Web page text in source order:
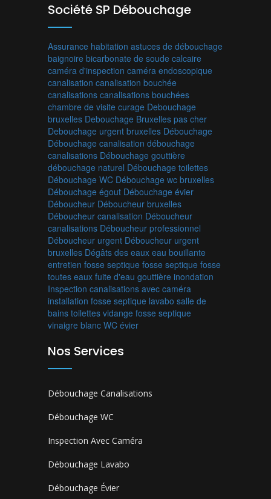
Société SP Débouchage
Assurance habitation astuces de débouchage
baignoire bicarbonate de soude calcaire
caméra d'inspection caméra endoscopique
canalisation canalisation bouchée
canalisations canalisations bouchées
chambre de visite curage Debouchage
bruxelles Debouchage Bruxelles pas cher
Debouchage urgent bruxelles Débouchage
Débouchage canalisation débouchage
canalisations Débouchage gouttière
débouchage naturel Débouchage toilettes
Débouchage WC Débouchage wc bruxelles
Débouchage égout Débouchage évier
Déboucheur Déboucheur bruxelles
Déboucheur canalisation Déboucheur
canalisations Déboucheur professionnel
Déboucheur urgent Déboucheur urgent
bruxelles Dégâts des eaux eau bouillante
entretien fosse septique fosse septique fosse
toutes eaux fuite d'eau gouttière inondation
Inspection canalisations avec caméra
installation fosse septique lavabo salle de
bains toilettes vidange fosse septique
vinaigre blanc WC évier
Nos Services
Débouchage Canalisations
Débouchage WC
Inspection Avec Caméra
Débouchage Lavabo
Débouchage Évier